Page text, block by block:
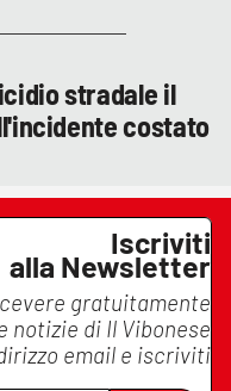
stradale il
costato
Iscriviti
alla Newsletter
gratuitamente
notizie di Il Vibonese
email e iscriviti